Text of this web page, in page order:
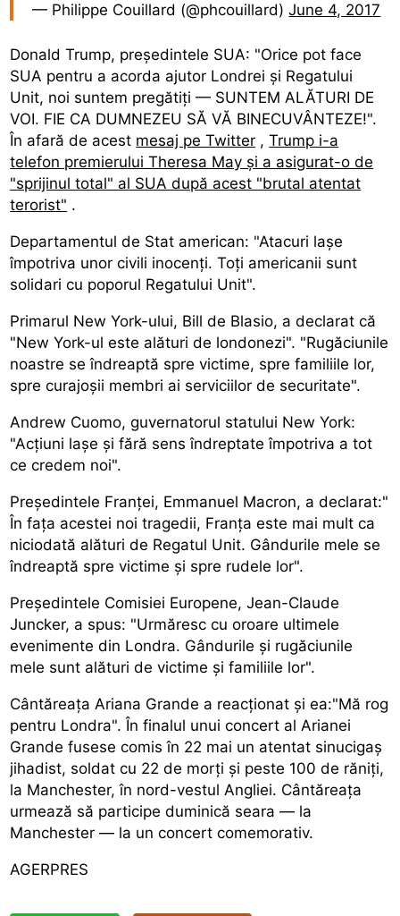
— Philippe Couillard (@phcouillard)June 4, 2017
Donald Trump, președintele SUA: "Orice pot face
SUA pentru a acorda ajutor Londrei și Regatului
Unit, noi suntem pregătiți — SUNTEM ALĂTURI DE
VOI. FIE CA DUMNEZEU SĂ VĂ BINECUVÂNTEZE!".
În afară de acest mesaj pe Twitter ,Trump i-a
telefon premierului Theresa May și a asigurat-o de
"sprijinul total" al SUA după acest "brutal atentat
terorist" .
Departamentul de Stat american: "Atacuri lașe
împotriva unor civili inocenți. Toți americanii sunt
solidari cu poporul Regatului Unit".
Primarul New York-ului, Bill de Blasio, a declarat că
"New York-ul este alături de londonezi". "Rugăciunile
noastre se îndreaptă spre victime, spre familiile lor,
spre curajoșii membri ai serviciilor de securitate".
Andrew Cuomo, guvernatorul statului New York:
"Acțiuni lașe și fără sens îndreptate împotriva a tot
ce credem noi".
Președintele Franței, Emmanuel Macron, a declarat:"
În fața acestei noi tragedii, Franța este mai mult ca
niciodată alături de Regatul Unit. Gândurile mele se
îndreaptă spre victime și spre rudele lor".
Președintele Comisiei Europene, Jean-Claude
Juncker, a spus: "Urmăresc cu oroare ultimele
evenimente din Londra. Gândurile și rugăciunile
mele sunt alături de victime și familiile lor".
Cântăreața Ariana Grande a reacționat și ea:"Mă rog
pentru Londra". În finalul unui concert al Arianei
Grande fusese comis în 22 mai un atentat sinucigaș
jihadist, soldat cu 22 de morți și peste 100 de răniți,
la Manchester, în nord-vestul Angliei. Cântăreața
urmează să participe duminică seara — la
Manchester — la un concert comemorativ.
AGERPRES